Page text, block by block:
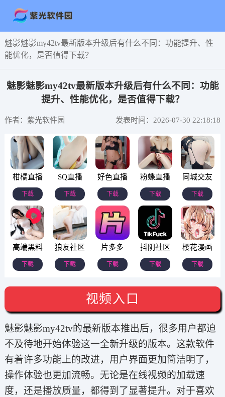
魅影魅影my42tv最新版本升级后有什么不同：功能提升、性
能优化，是否值得下载？
魅影魅影my42tv最新版本升级后有什么不同：功能
提升、性能优化，是否值得下载？
作者：紫光软件园 发表时间：2026-07-30 22:18:18
柑橘直播
下载
SQ直播
下载
好色直播
下载
粉蝶直播
下载
同城交友
下载
高端黑料
下载
狼友社区
下载
片多多
下载
抖阴社区
下载
樱花漫画
下载
视频入口
魅影魅影my42tv的最新版本推出后，很多用户都迫
不及待地开始体验这一全新升级的版本。这款软件
有着许多功能上的改进，用户界面更加简洁明了，
操作体验也更加流畅。无论是在线视频的加载速
度，还是播放质量，都得到了显著提升。对于喜欢